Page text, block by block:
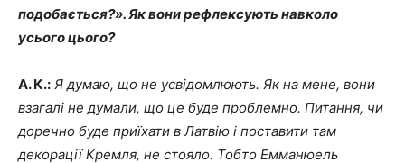
подобається?». Як вони рефлексують навколо
усього цього?
А. К.: Я думаю, що не усвідомлюють. Як на мене, вони
взагалі не думали, що це буде проблемно. Питання, чи
доречно буде приїхати в Латвію і поставити там
декорації Кремля, не стояло. Тобто Емманюель